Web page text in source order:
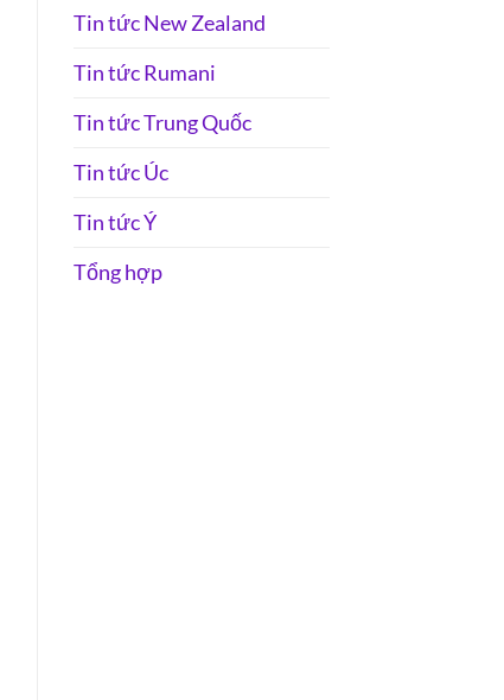
Tin tức New Zealand
Tin tức Rumani
Tin tức Trung Quốc
Tin tức Úc
Tin tức Ý
Tổng hợp